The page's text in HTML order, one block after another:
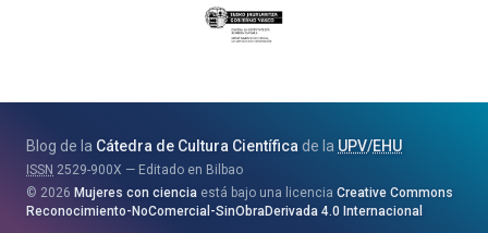
Eusko
Jaurlaritza
eta
Berrikuntza
Saila
Blog de la Cátedra de Cultura Científica de la UPV/EHU
ISSN 2529-900X
Editado en Bilbao
2026 Mujeres con ciencia está bajo una licencia Creative Commons
Reconocimiento-NoComercial-SinObraDerivada 4.0 Internacional